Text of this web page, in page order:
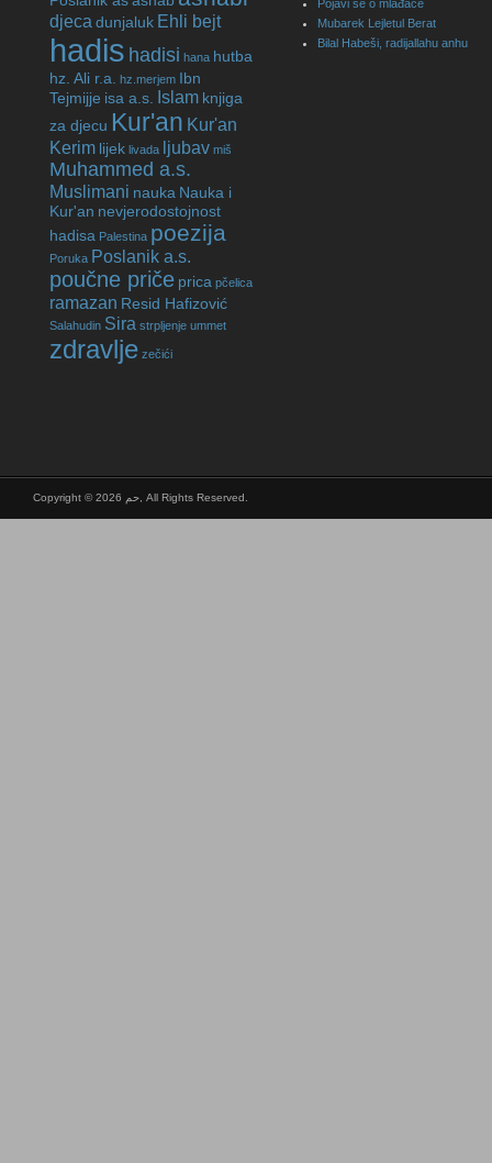
djeca dunjaluk Ehli bejt
hadis hadisi hana hutba
hz. Ali r.a.
hz.merjem Ibn
Tejmijje isa a.s. Islam knjiga
za djecu Kur'an Kur'an
Kerim lijek livada ljubav miš
Muhammed a.s.
Muslimani nauka Nauka i
Kur'an nevjerodostojnost
hadisa Palestina poezija
Poruka Poslanik a.s.
poučne priče prica pčelica
ramazan Resid Hafizović
Salahudin Sira strpljenje ummet
zdravlje zečići
Pojavi se o mlađače
Mubarek Lejletul Berat
Bilal Habeši, radijallahu anhu
Copyright © 2026 حم, All Rights Reserved.